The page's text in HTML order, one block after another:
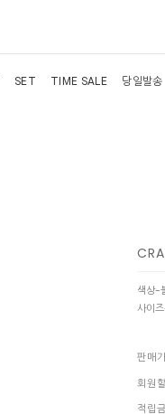
SET TIME SALE 당일발송
색상-
사이
판매
회원
적립금